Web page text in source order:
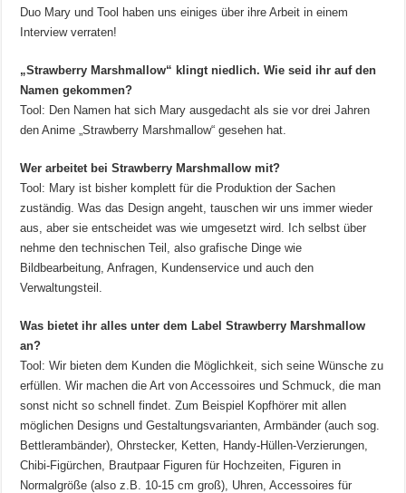
Duo Mary und Tool haben uns einiges über ihre Arbeit in einem
Interview verraten!
„Strawberry Marshmallow“ klingt niedlich. Wie seid ihr auf den
Namen gekommen?
Tool: Den Namen hat sich Mary ausgedacht als sie vor drei Jahren
den Anime „Strawberry Marshmallow“ gesehen hat.
Wer arbeitet beiStrawberry Marshmallowmit?
Tool: Mary ist bisher komplett für die Produktion der Sachen
zuständig. Was das Design angeht, tauschen wir uns immer wieder
aus, aber sie entscheidet was wie umgesetzt wird. Ich selbst über
nehme den technischen Teil, also grafische Dinge wie
Bildbearbeitung, Anfragen, Kundenservice und auch den
Verwaltungsteil.
Was bietet ihr alles unter dem LabelStrawberry Marshmallow
an?
Tool: Wir bieten dem Kunden die Möglichkeit, sich seine Wünsche zu
erfüllen. Wir machen die Art von Accessoires und Schmuck, die man
sonst nicht so schnell findet. Zum Beispiel Kopfhörer mit allen
möglichen Designs und Gestaltungsvarianten, Armbänder (auch sog.
Bettlerambänder), Ohrstecker, Ketten, Handy-Hüllen-Verzierungen,
Chibi-Figürchen, Brautpaar Figuren für Hochzeiten, Figuren in
Normalgröße (also z.B. 10-15 cm groß), Uhren, Accessoires für